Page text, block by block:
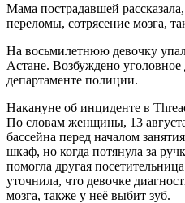
Мама пострадавшей
переломы, сотрясение мозга,
На восьмилетнюю девочку
Астане. Возбуждено
департаменте полиции.
Накануне об инциденте в
По словам женщины, 13
бассейна перед началом
шкаф, но когда потянула за
помогла другая
уточнила, что девочке
мозга, также у неё выбит зуб.